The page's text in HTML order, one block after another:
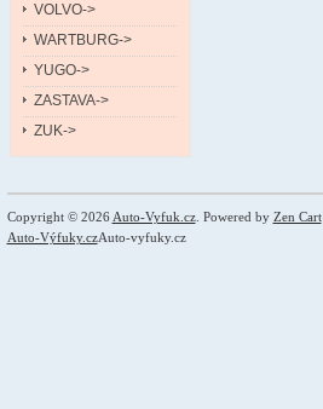
VOLVO->
WARTBURG->
YUGO->
ZASTAVA->
ZUK->
Copyright © 2026 Auto-Vyfuk.cz. Powered by Zen Cart
Auto-Výfuky.czAuto-vyfuky.cz